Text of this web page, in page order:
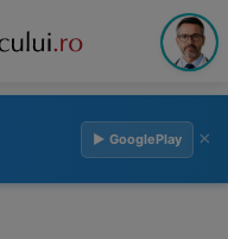
▶ GooglePlay ×